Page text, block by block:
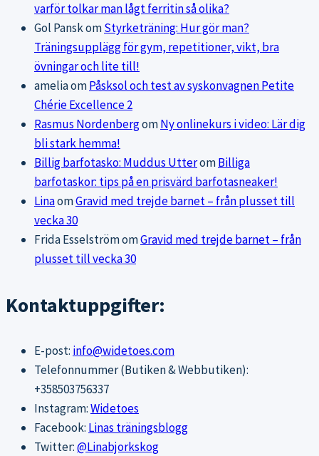
varför tolkar man lågt ferritin så olika?
Gol PanskomStyrketräning: Hur gör man?
Träningsupplägg för gym, repetitioner, vikt, bra
övningar och lite till!
ameliaomPåsksol och test av syskonvagnen Petite
Chérie Excellence 2
Rasmus NordenbergomNy onlinekurs i video: Lär dig
bli stark hemma!
Billig barfotasko: Muddus UtteromBilliga
barfotaskor: tips på en prisvärd barfotasneaker!
LinaomGravid med trejde barnet – från plusset till
vecka 30
Frida EsselströmomGravid med trejde barnet – från
plusset till vecka 30
Kontaktuppgifter:
E-post: info@widetoes.com
Telefonnummer (Butiken & Webbutiken):
+358503756337
Instagram:Widetoes
Facebook: Linas träningsblogg
Twitter:@Linabjorkskog